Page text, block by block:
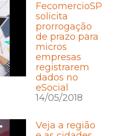
FecomercioSP
solicita
prorrogação
de prazo para
micros
empresas
registrarem
dados no
eSocial
14/05/2018
Veja a região